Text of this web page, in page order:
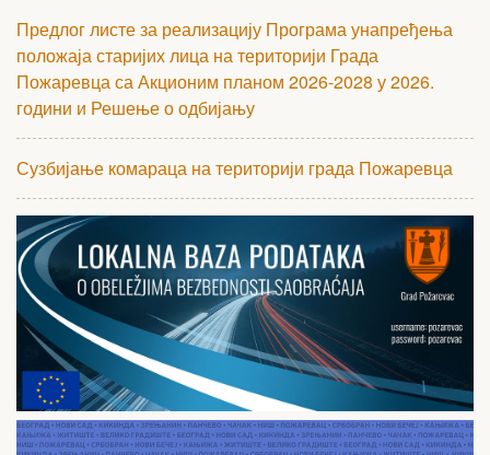
Предлог листе за реализацију Програма унапређења
положаја старијих лица на територији Града
Пожаревца са Акционим планом 2026-2028 у 2026.
години и Решење о одбијању
Сузбијање комараца на територији града Пожаревца